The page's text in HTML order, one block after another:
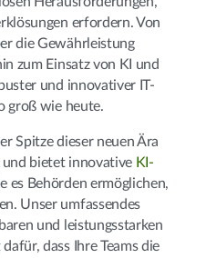
erfordern. Von
die Gewährleistung
zum Einsatz von KI und
und innovativer IT-
groß wie heute.
Spitze dieser neuen Ära
bietet innovative KI-
es Behörden ermöglichen,
Unser umfassendes
und leistungsstarken
dass Ihre Teams die